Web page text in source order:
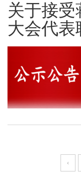
关于接
大会代表
‹